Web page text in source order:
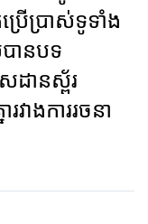
រើប្រាស់ទូទាំង
ានបទ
ដានស្ព័រ
ាងការរចនា